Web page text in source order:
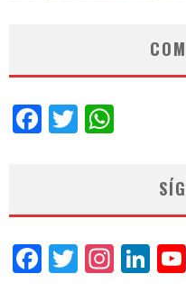
Facebook
Twitter
Facebook
Twitter